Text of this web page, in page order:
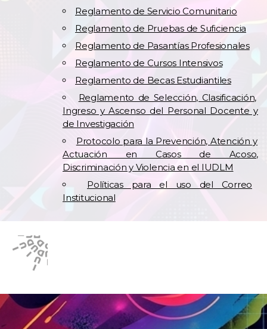
Reglamento de Servicio Comunitario
Reglamento de Pruebas de Suficiencia
Reglamento de Pasantías Profesionales
Reglamento de Cursos Intensivos
Reglamento de Becas Estudiantiles
Reglamento de Selección, Clasificación,
Ingreso y Ascenso del Personal Docente y
de Investigación
Protocolo para la Prevención, Atención y
Actuación en Casos de Acoso,
Discriminación y Violencia en el IUDLM
Políticas para el uso del Correo
Institucional